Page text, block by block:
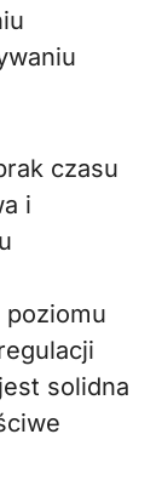
czasu
i
solidna